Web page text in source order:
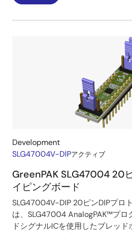
Development
SLG47004V-DIPアクティブ
GreenPAK SLG47004 20
イピングボード
SLG47004V-DIP 20ピンDIPプロ
は、SLG47004 AnalogPAK™プロ
ドシグナルICを使用したブレッド